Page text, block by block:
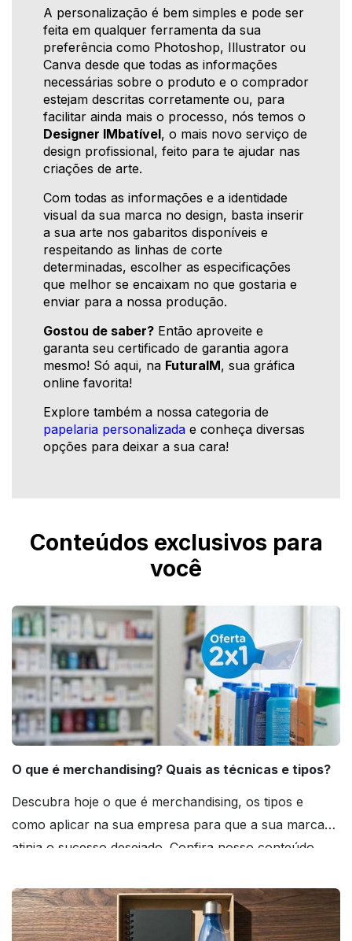
A personalização é bem simples e pode ser
feita em qualquer ferramenta da sua
preferência como Photoshop, Illustrator ou
Canva desde que todas as informações
necessárias sobre o produto e o comprador
estejam descritas corretamente ou, para
facilitar ainda mais o processo, nós temos o
Designer IMbatível, o mais novo serviço de
design profissional, feito para te ajudar nas
criações de arte.
Com todas as informações e a identidade
visual da sua marca no design, basta inserir
a sua arte nos gabaritos disponíveis e
respeitando as linhas de corte
determinadas, escolher as especificações
que melhor se encaixam no que gostaria e
enviar para a nossa produção.
Gostou de saber? Então aproveite e
garanta seu certificado de garantia agora
mesmo! Só aqui, na FuturaIM, sua gráfica
online favorita!
Explore também a nossa categoria de
papelaria personalizada e conheça diversas
opções para deixar a sua cara!
Conteúdos exclusivos para
você
O que é merchandising? Quais as técnicas e tipos?
Descubra hoje o que é merchandising, os tipos e
como aplicar na sua empresa para que a sua marca
atinja o sucesso desejado. Confira nosso conteúdo